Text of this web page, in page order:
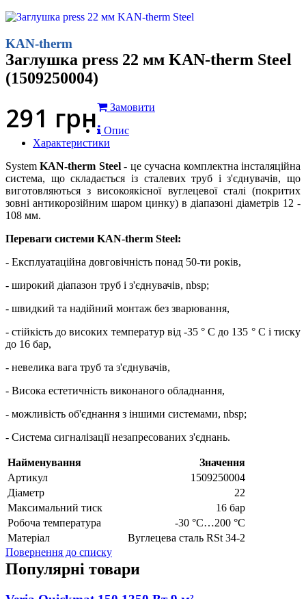
KAN-therm
Заглушка press 22 мм KAN-therm Steel
(1509250004)
291 грн
Замовити
Опис
Характеристики
SystemKAN-therm Steel- це сучасна комплектна інсталяційна
система, що складається із сталевих труб і з'єднувачів, що
виготовляються з високоякісної вуглецевої сталі (покритих
зовні антикорозійним шаром цинку) в діапазоні діаметрів 12 -
108 мм.
Переваги системи KAN-therm Steel:
- Експлуатаційна довговічність понад 50-ти років,
- широкий діапазон труб і з'єднувачів, nbsp;
- швидкий та надійний монтаж без зварювання,
- стійкість до високих температур від -35 ° C до 135 ° C і тиску
до 16 бар,
- невелика вага труб та з'єднувачів,
- Висока естетичність виконаного обладнання,
- можливість об'єднання з іншими системами, nbsp;
- Система сигналізації незапресованих з'єднань.
Найменування
Значення
Артикул
1509250004
Діаметр
22
Максимальний тиск
16 бар
Робоча температура
-30 °C…200 °C
Матеріал
Вуглецева сталь RSt 34-2
Повернення до списку
Популярні товари